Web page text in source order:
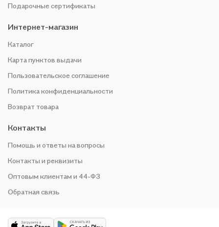
Подарочные сертификаты
Интернет-магазин
Каталог
Карта пунктов выдачи
Пользовательское соглашение
Политика конфиденциальности
Возврат товара
Контакты
Помощь и ответы на вопросы
Контакты и реквизиты
Оптовым клиентам и 44-ФЗ
Обратная связь